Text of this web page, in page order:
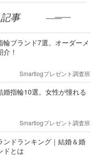
事
ブランド7選。オーダーメ
！
Smartlogプレゼント調査班
指輪10選。女性が憧れる
Smartlogプレゼント調査班
ンドランキング｜結婚＆婚
ドとは